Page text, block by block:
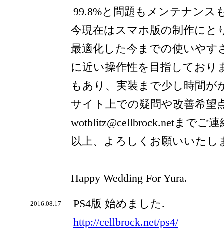
99.8%と問題もメンテナンス
今現在はスマホ版の制作に
最適化した今までの使いや
に近い操作性を目指しており
もあり、実装まで少し時間が
サイト上での疑問や改善希望
wotblitz@cellbrock.netまでご
以上、よろしくお願いいたし
Happy Wedding For Yura.
2016.08.17
PS4版 始めました.
http://cellbrock.net/ps4/